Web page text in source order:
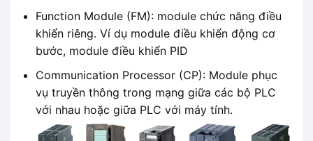
Function Module (FM): module chức năng điều
khiển riêng. Ví dụ module điều khiển động cơ
bước, module điều khiển PID
Communication Processor (CP): Module phục
vụ truyền thông trong mạng giữa các bộ PLC
với nhau hoặc giữa PLC với máy tính.